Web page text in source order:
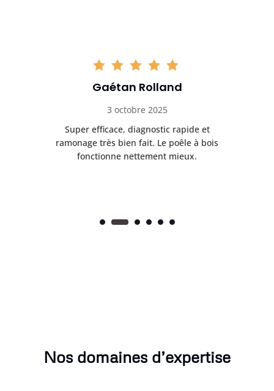
Gaétan Rolland
3 octobre 2025
Super efficace, diagnostic rapide et
ramonage très bien fait. Le poêle à bois
fonctionne nettement mieux.
Nos domaines d’expertise